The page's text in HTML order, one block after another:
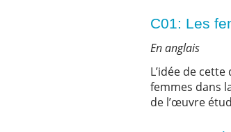
C01: Les
En anglais
L’idée de
femmes dans
de l’œuvre